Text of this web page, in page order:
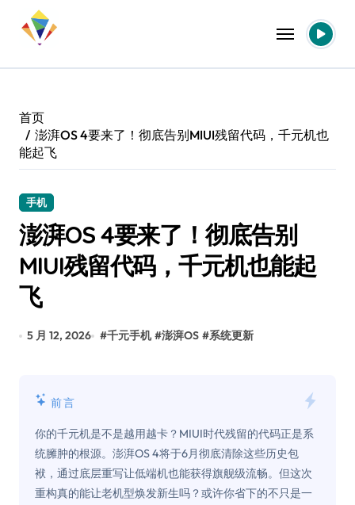
首页
澎湃OS 4要来了！彻底告别MIUI残留代码，千元机也
能起飞
手机
澎湃OS 4要来了！彻底告别
MIUI残留代码，千元机也能起
飞
5 月 12, 2026 #千元手机 #澎湃OS #系统更新
前言
你的千元机是不是越用越卡？MIUI时代残留的代码正是系
统臃肿的根源。澎湃OS 4将于6月彻底清除这些历史包
袱，通过底层重写让低端机也能获得旗舰级流畅。但这次
重构真的能让老机型焕发新生吗？或许你省下的不只是一